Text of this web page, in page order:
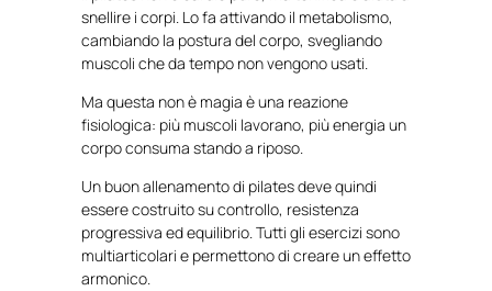
snellire i corpi. Lo fa attivando il metabolismo,
cambiando la postura del corpo, svegliando
muscoli che da tempo non vengono usati.
Ma questa non è magia è una reazione
fisiologica: più muscoli lavorano, più energia un
corpo consuma stando a riposo.
Un buon allenamento di pilates deve quindi
essere costruito su controllo, resistenza
progressiva ed equilibrio. Tutti gli esercizi sono
multiarticolari e permettono di creare un effetto
armonico.